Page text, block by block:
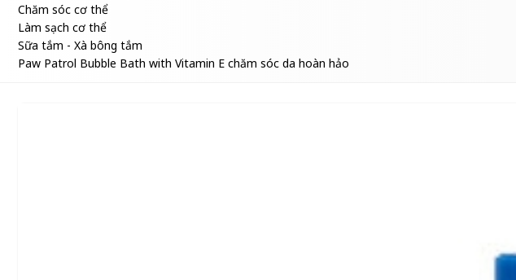
Chăm sóc cơ thể
Làm sạch cơ thể
Sữa tắm - Xà bông tắm
Paw Patrol Bubble Bath with Vitamin E chăm sóc da hoàn hảo